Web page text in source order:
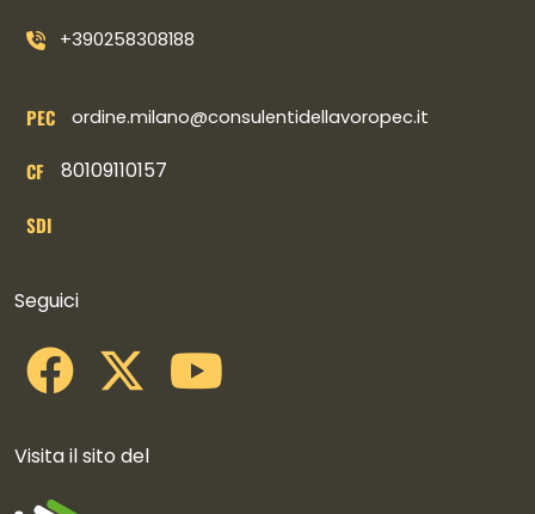
+390258308188
PEC ordine.milano@consulentidellavoropec.it
CF 80109110157
SDI
Seguici
Visita il sito del